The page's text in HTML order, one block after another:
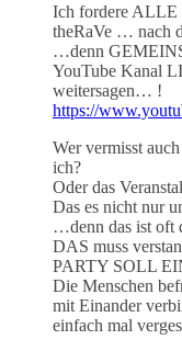
Ich fordere ALLE
theRaVe … nach
…denn
YouTube Kanal
weitersagen… !
https://
Wer vermisst
ich?
Oder das
Das es nicht nur
…denn das ist oft
DAS muss
PARTY SOLL
Die Menschen
mit Einander
einfach mal